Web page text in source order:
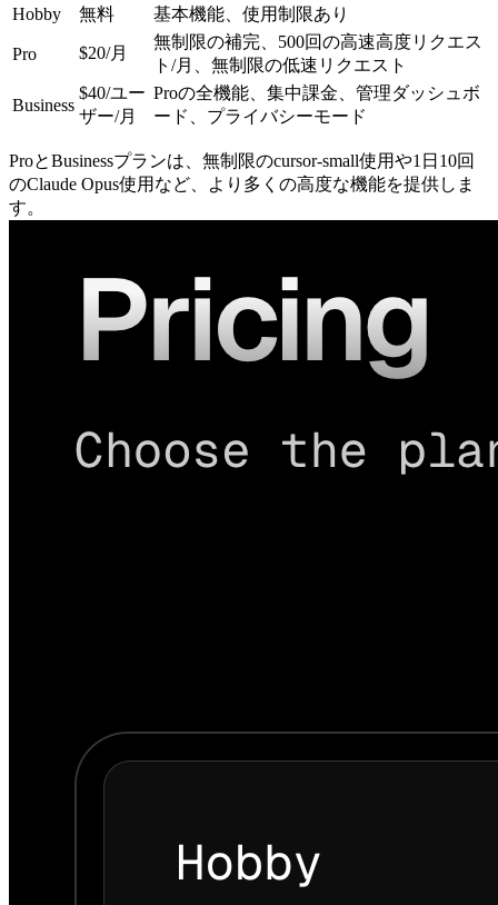
Hobby
無料 基本機能、使用制限あり
Pro $20/月
無制限の補完、500回の高速高度リクエス
ト/月、無制限の低速リクエスト
Business
$40/ユー
ザー/月
Proの全機能、集中課金、管理ダッシュボ
ード、プライバシーモード
ProとBusinessプランは、無制限のcursor-small使用や1日10回
のClaude Opus使用など、より多くの高度な機能を提供しま
す。